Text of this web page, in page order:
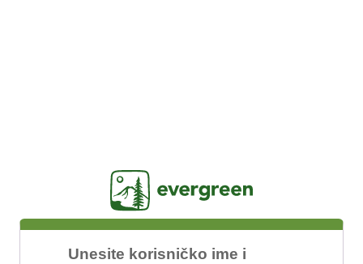
Unesite korisničko ime i